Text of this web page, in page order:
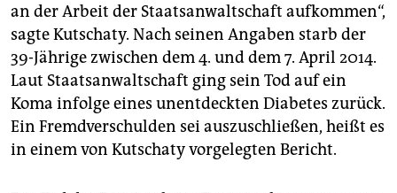
an der Arbeit der Staatsanwaltschaft aufkommen“,
sagte Kutschaty. Nach seinen Angaben starb der
39-Jährige zwischen dem 4. und dem 7. April 2014.
Laut Staatsanwaltschaft ging sein Tod auf ein
Koma infolge eines unentdeckten Diabetes zurück.
Ein Fremdverschulden sei auszuschließen, heißt es
in einem von Kutschaty vorgelegten Bericht.